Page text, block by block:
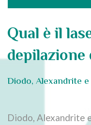
Qual è il
Diodo, Alexandrite
Diodo, Alexandrite